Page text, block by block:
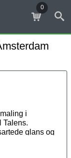
0
i
Talens.
glans og
malingen ideel
fortyndes